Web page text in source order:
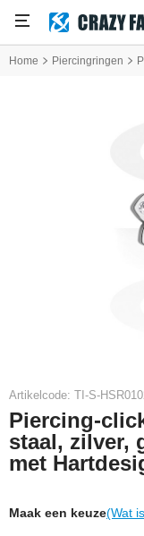
Home Piercingringen
Artikelcode: TI-S-
Piercing-
staal, zilver,
met
Maak een keuze(Wat